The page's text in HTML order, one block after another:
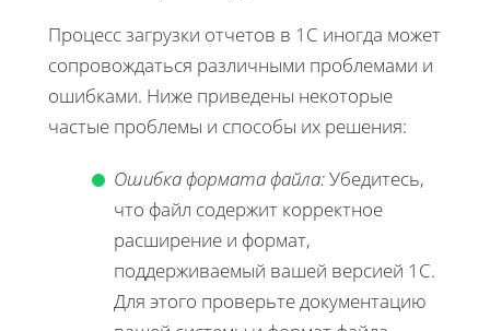
Процесс загрузки отчетов в 1С иногда может
сопровождаться различными проблемами и
ошибками. Ниже приведены некоторые
частые проблемы и способы их решения:
Ошибка формата файла:Убедитесь,
что файл содержит корректное
расширение и формат,
поддерживаемый вашей версией 1С.
Для этого проверьте документацию